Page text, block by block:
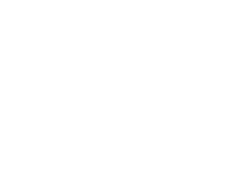
(Profile S, Profile G, Profile T).
široký rozsah napětí (±25